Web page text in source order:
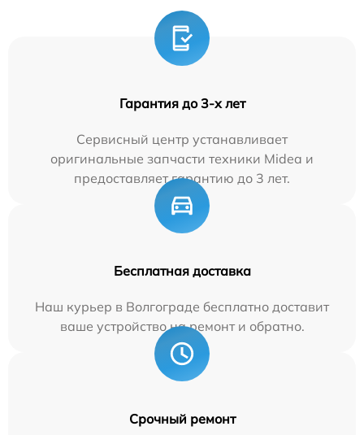
Гарантия до 3-х лет
Сервисный центр устанавливает
оригинальные запчасти техники Midea и
предоставляет гарантию до 3 лет.
Бесплатная доставка
Наш курьер в Волгограде бесплатно доставит
ваше устройство на ремонт и обратно.
Срочный ремонт